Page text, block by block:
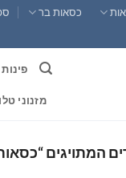
כסאות בר
מזנוני
המתויגים